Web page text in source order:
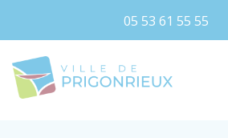
05 53 61 55 55